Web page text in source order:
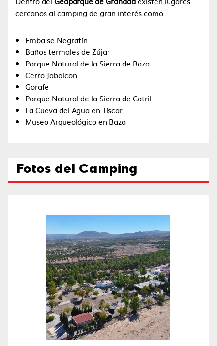
cercanos al camping de gran interés como:
Embalse Negratín
Baños termales de Zújar
Parque Natural de la Sierra de Baza
Cerro Jabalcon
Gorafe
Parque Natural de la Sierra de Catril
La Cueva del Agua en Tíscar
Museo Arqueológico en Baza
Fotos del Camping